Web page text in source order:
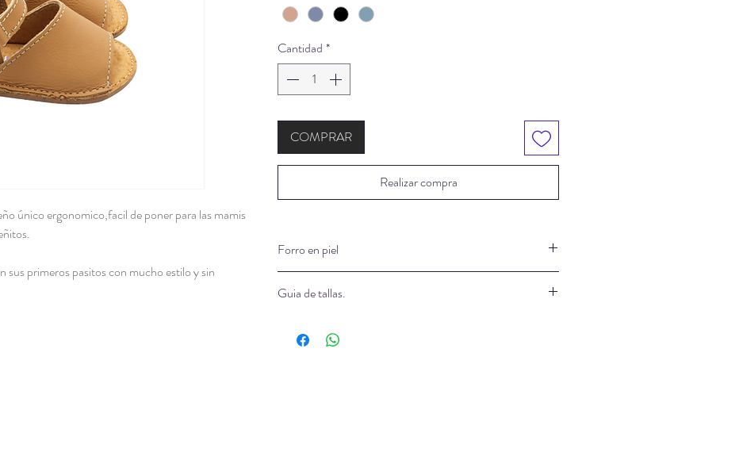
único ergonomico,facil de poner para las mamis
sus primeros pasitos con mucho estilo y sin
Cantidad *
COMPRAR
Realizar compra
Forro en piel
Todos nuestros modelos están forrados con piel,
cuidar la piel del bebé, además, la porosidad permite la
Guia de tallas.